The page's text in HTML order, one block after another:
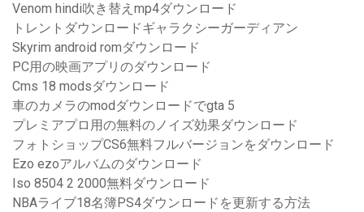
Venom hindi吹き替えmp4ダウンロード
トレントダウンロードギャラクシーガーディアン
Skyrim android romダウンロード
PC用の映画アプリのダウンロード
Cms 18 modsダウンロード
車のカメラのmodダウンロードでgta 5
プレミアプロ用の無料のノイズ効果ダウンロード
フォトショップCS6無料フルバージョンをダウンロード
Ezo ezoアルバムのダウンロード
Iso 8504 2 2000無料ダウンロード
NBAライブ18名簿PS4ダウンロードを更新する方法